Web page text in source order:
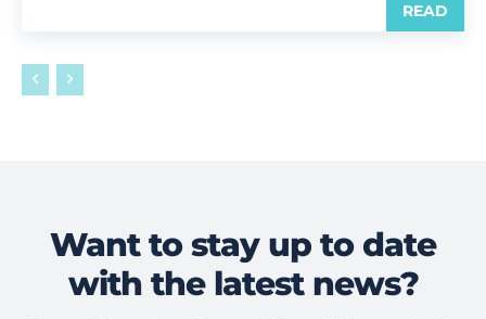
READ
Want to stay up to date
with the latest news?